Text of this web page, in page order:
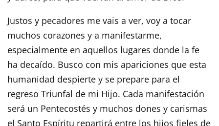
Justos y pecadores me vais a ver, voy a tocar
muchos corazones y a manifestarme,
especialmente en aquellos lugares donde la fe
ha decaído. Busco con mis apariciones que esta
humanidad despierte y se prepare para el
regreso Triunfal de mi Hijo. Cada manifestación
será un Pentecostés y muchos dones y carismas
el Santo Espíritu repartirá entre los hijos fieles de